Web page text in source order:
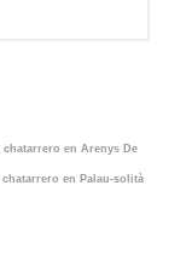
chatarrero en Arenys De
chatarrero en Palau-solità